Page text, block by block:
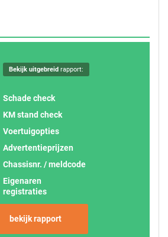
Bekijk uitgebreidrapport:
Schade check
KM stand check
Voertuigopties
Advertentieprijzen
Chassisnr. / meldcode
Eigenaren
registraties
bekijk rapport